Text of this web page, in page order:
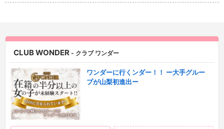
CLUB WONDER - クラブ ワンダー
ワンダーに行くンダー！！ ー大手グルー
プが山梨初進出ー